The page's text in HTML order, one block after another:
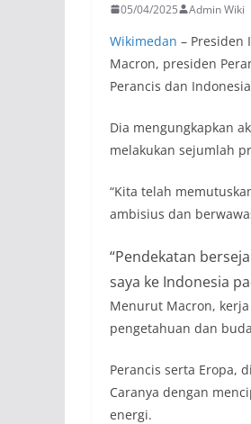
05/04/2025 Admin Wiki
Wikimedan – Presiden
Macron, presiden
Perancis dan
Dia mengungkapkan
melakukan sejumlah
“Kita telah
ambisius dan
“Pendekatan
saya ke Indonesia
Menurut Macron,
pengetahuan dan
Perancis serta Eropa,
Caranya dengan
energi.